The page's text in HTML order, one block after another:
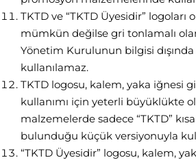
TKTD ve “TKTD Üyesidir” logoları
mümkün değilse gri tonlamalı
Yönetim Kurulunun bilgisi
kullanılamaz.
TKTD logosu, kalem, yaka iğnesi
kullanımı için yeterli büyüklükte
malzemelerde sadece “TKTD”
bulunduğu küçük versiyonuyla
“TKTD Üyesidir” logosu, kalem,